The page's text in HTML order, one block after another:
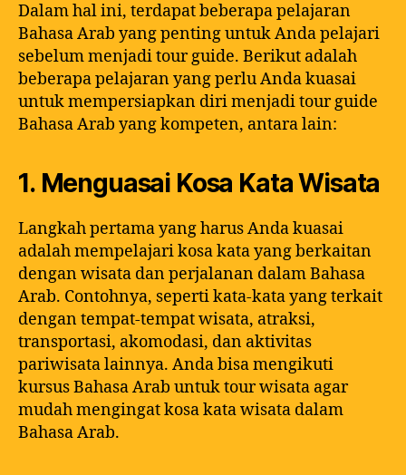
Dalam hal ini, terdapat beberapa pelajaran
Bahasa Arab yang penting untuk Anda pelajari
sebelum menjadi tour guide. Berikut adalah
beberapa pelajaran yang perlu Anda kuasai
untuk mempersiapkan diri menjadi tour guide
Bahasa Arab yang kompeten, antara lain:
1. Menguasai Kosa Kata Wisata
Langkah pertama yang harus Anda kuasai
adalah mempelajari kosa kata yang berkaitan
dengan wisata dan perjalanan dalam Bahasa
Arab. Contohnya, seperti kata-kata yang terkait
dengan tempat-tempat wisata, atraksi,
transportasi, akomodasi, dan aktivitas
pariwisata lainnya. Anda bisa mengikuti
kursus Bahasa Arab untuk tour wisata agar
mudah mengingat kosa kata wisata dalam
Bahasa Arab.